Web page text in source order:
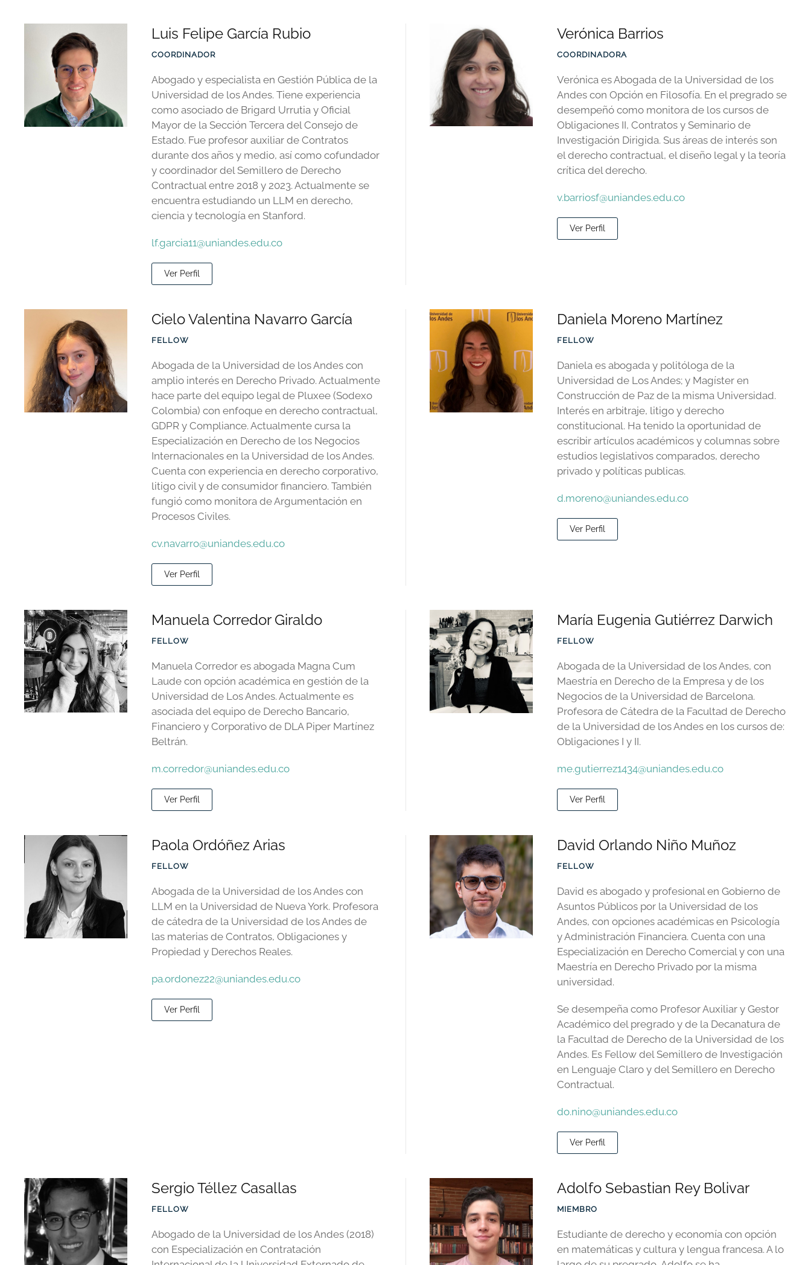
Luis Felipe García Rubio
COORDINADOR
Abogado y especialista en Gestión Pública de la
Universidad de los Andes. Tiene experiencia
como asociado de Brigard Urrutia y Oficial
Mayor de la Sección Tercera del Consejo de
Estado. Fue profesor auxiliar de Contratos
durante dos años y medio, así como cofundador
y coordinador del Semillero de Derecho
Contractual entre 2018 y 2023. Actualmente se
encuentra estudiando un LLM en derecho,
ciencia y tecnología en Stanford.
lf.garcia11@uniandes.edu.co
Ver Perfil
Verónica Barrios
COORDINADORA
Verónica es Abogada de la Universidad de los
Andes con Opción en Filosofía. En el pregrado se
desempeñó como monitora de los cursos de
Obligaciones II, Contratos y Seminario de
Investigación Dirigida. Sus áreas de interés son
el derecho contractual, el diseño legal y la teoría
crítica del derecho.
v.barriosf@uniandes.edu.co
Ver Perfil
Cielo Valentina Navarro García
FELLOW
Abogada de la Universidad de los Andes con
amplio interés en Derecho Privado. Actualmente
hace parte del equipo legal de Pluxee (Sodexo
Colombia) con enfoque en derecho contractual,
GDPR y Compliance. Actualmente cursa la
Especialización en Derecho de los Negocios
Internacionales en la Universidad de los Andes.
Cuenta con experiencia en derecho corporativo,
litigo civil y de consumidor financiero. También
fungió como monitora de Argumentación en
Procesos Civiles.
cv.navarro@uniandes.edu.co
Ver Perfil
Daniela Moreno Martínez
FELLOW
Daniela es abogada y politóloga de la
Universidad de Los Andes; y Magíster en
Construcción de Paz de la misma Universidad.
Interés en arbitraje, litigo y derecho
constitucional. Ha tenido la oportunidad de
escribir artículos académicos y columnas sobre
estudios legislativos comparados, derecho
privado y políticas publicas.
d.moreno@uniandes.edu.co
Ver Perfil
Manuela Corredor Giraldo
FELLOW
Manuela Corredor es abogada Magna Cum
Laude con opción académica en gestión de la
Universidad de Los Andes. Actualmente es
asociada del equipo de Derecho Bancario,
Financiero y Corporativo de DLA Piper Martínez
Beltrán.
m.corredor@uniandes.edu.co
Ver Perfil
María Eugenia Gutiérrez Darwich
FELLOW
Abogada de la Universidad de los Andes, con
Maestría en Derecho de la Empresa y de los
Negocios de la Universidad de Barcelona.
Profesora de Cátedra de la Facultad de Derecho
de la Universidad de los Andes en los cursos de:
Obligaciones I y II.
me.gutierrez1434@uniandes.edu.co
Ver Perfil
Paola Ordóñez Arias
FELLOW
Abogada de la Universidad de los Andes con
LLM en la Universidad de Nueva York. Profesora
de cátedra de la Universidad de los Andes de
las materias de Contratos, Obligaciones y
Propiedad y Derechos Reales.
pa.ordonez22@uniandes.edu.co
Ver Perfil
David Orlando Niño Muñoz
FELLOW
David es abogado y profesional en Gobierno de
Asuntos Públicos por la Universidad de los
Andes, con opciones académicas en Psicología
y Administración Financiera. Cuenta con una
Especialización en Derecho Comercial y con una
Maestría en Derecho Privado por la misma
universidad.
Se desempeña como Profesor Auxiliar y Gestor
Académico del pregrado y de la Decanatura de
la Facultad de Derecho de la Universidad de los
Andes. Es Fellow del Semillero de Investigación
en Lenguaje Claro y del Semillero en Derecho
Contractual.
do.nino@uniandes.edu.co
Ver Perfil
Sergio Téllez Casallas
FELLOW
Abogado de la Universidad de los Andes (2018)
con Especialización en Contratación
Adolfo Sebastian Rey Bolivar
MIEMBRO
Estudiante de derecho y economía con opción
en matemáticas y cultura y lengua francesa. A lo